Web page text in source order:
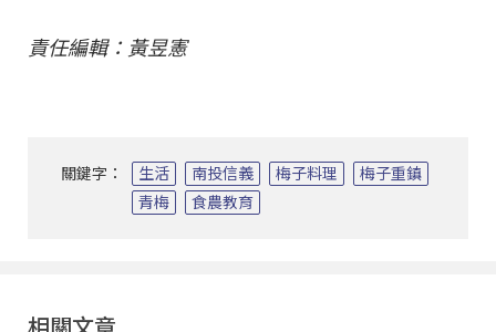
責任編輯：黃昱憲
關鍵字： 生活 南投信義 梅子料理
梅子重鎮
青梅
食農教育